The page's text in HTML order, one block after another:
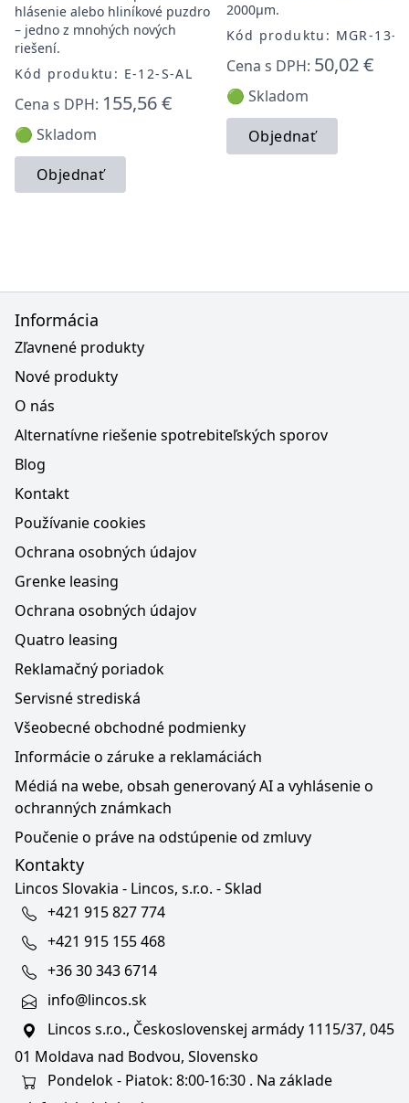
hlásenie alebo hliníkové puzdro
– jedno z mnohých nových
riešení.
Kód produktu: E-12-S-AL
Cena s DPH: 155,56 €
🟢 Skladom
Objednať
2000μm.
Kód produktu: MGR-13-
Cena s DPH: 50,02 €
🟢 Skladom
Objednať
Informácia
Zľavnené produkty
Nové produkty
O nás
Alternatívne riešenie spotrebiteľských sporov
Blog
Kontakt
Používanie cookies
Ochrana osobných údajov
Grenke leasing
Ochrana osobných údajov
Quatro leasing
Reklamačný poriadok
Servisné strediská
Všeobecné obchodné podmienky
Informácie o záruke a reklamáciách
Médiá na webe, obsah generovaný AI a vyhlásenie o
ochranných známkach
Poučenie o práve na odstúpenie od zmluvy
Kontakty
Lincos Slovakia - Lincos, s.r.o. - Sklad
+421 915 827 774
+421 915 155 468
+36 30 343 6714
info@lincos.sk
Lincos s.r.o., Československej armády 1115/37, 045
01 Moldava nad Bodvou, Slovensko
Pondelok - Piatok: 8:00-16:30 . Na základe